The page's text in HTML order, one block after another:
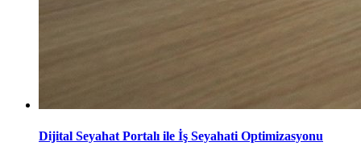
Dijital Seyahat Portalı ile İş Seyahati Optimizasyonu